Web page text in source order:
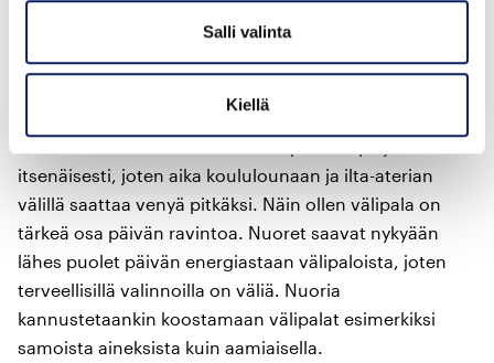
Salli valinta
Kiellä
terveysvaikutteiset elintarvikkeet ovatkin usein juuri
aamiaistuotteita: maitohappobakteeria sisältävät
jogurtit, vähärasvaiset maitotuotteet ja kolesterolia
itsenäisesti, joten aika koululounaan ja ilta-aterian
välillä saattaa venyä pitkäksi. Näin ollen välipala on
tärkeä osa päivän ravintoa. Nuoret saavat nykyään
lähes puolet päivän energiastaan välipaloista, joten
terveellisillä valinnoilla on väliä. Nuoria
kannustetaankin koostamaan välipalat esimerkiksi
samoista aineksista kuin aamiaisella.